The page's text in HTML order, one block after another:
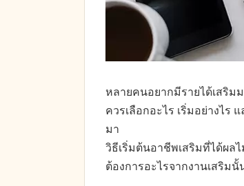
หลายคนอยากมีรายได้เสริม
ควรเลือกอะไร เริ่มอย่างไร
มา
วิธีเริ่มต้นอาชีพเสริมที่ได้ผล
ต้องการอะไรจากงานเสริมนั้